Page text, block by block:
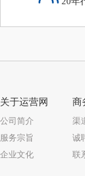
关于运营网
公司简介
服务宗旨
企业文化
商
渠
诚
联